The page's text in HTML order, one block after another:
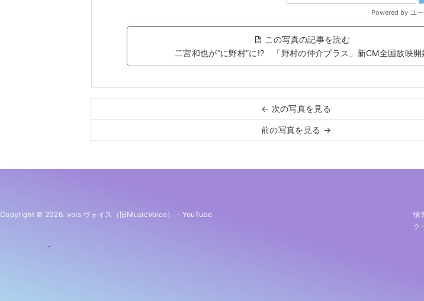
この写真の記事を読む
二宮和也が“に野村”に!? 「野村の仲介プラス」新CM全国放映開
← 次の写真を見る
前の写真を見る →
Copyright © 2026. vois ヴォイス（旧MusicVoice） - YouTube 情
ク
-